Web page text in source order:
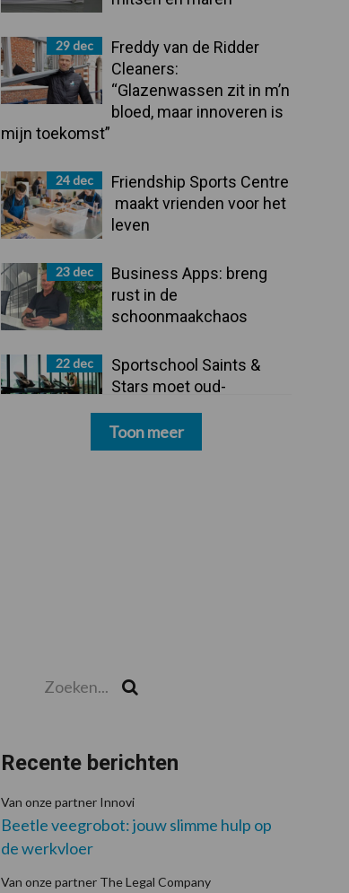
29 dec
Freddy van de Ridder
Cleaners:
“Glazenwassen zit in m’n
bloed, maar innoveren is
mijn toekomst”
24 dec
Friendship Sports Centre
maakt vrienden voor het
leven
23 dec
Business Apps: breng
rust in de
schoonmaakchaos
22 dec
Sportschool Saints &
Stars moet oud-
betalen
Toon meer
Recente berichten
Van onze partner Innovi
Beetle veegrobot: jouw slimme hulp op
de werkvloer
Van onze partner The Legal Company